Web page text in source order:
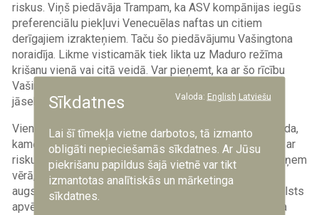
riskus. Viņš piedāvāja Trampam, ka ASV kompānijas iegūs
preferenciālu piekļuvi Venecuēlas naftas un citiem
derīgajiem izrakteņiem. Taču šo piedāvājumu Vašingtona
noraidīja. Likme visticamāk tiek likta uz Maduro režīma
krišanu vienā vai citā veidā. Var pieņemt, ka ar šo rīcību
Vašingtona ir daļēji sev nogriezusi atpakaļceļu un būtu
jāseko noteiktai eskalācijai.
Vienlaikus variants, kurā amerikāņi vienkārši sēž un gaida,
kamēr ienaidnieka līķis nopeldēs tiem garām, saskaras ar
risku, ka Venecuēlas režīms atspēkos Trampa blefu. Jāņem
vērā, ka Maduro režīma elitei jebkurā gadījumā pastāv
augsti riski, ja arī kāda šīs elites daļa centīsies veikt valsts
apvērsumu. Līdz ar to gaidīt un blefot var, izliekoties, ka
Sīkdatnes Valoda: English Latviešu
Lai šī tīmekļa vietne darbotos, tā izmanto
obligāti nepieciešamās sīkdatnes. Ar Jūsu
piekrišanu papildus šajā vietnē var tikt
izmantotas analītiskās un mārketinga
sīkdatnes.